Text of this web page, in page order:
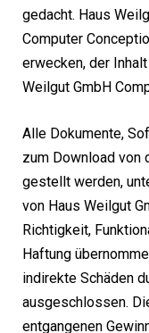
gedacht. Haus
Computer
erwecken, der
Weilgut GmbH
Alle Dokumente,
zum Download von
gestellt werden,
von Haus Weilgut
Richtigkeit,
Haftung
indirekte Schäden
ausgeschlossen.
entgangenen